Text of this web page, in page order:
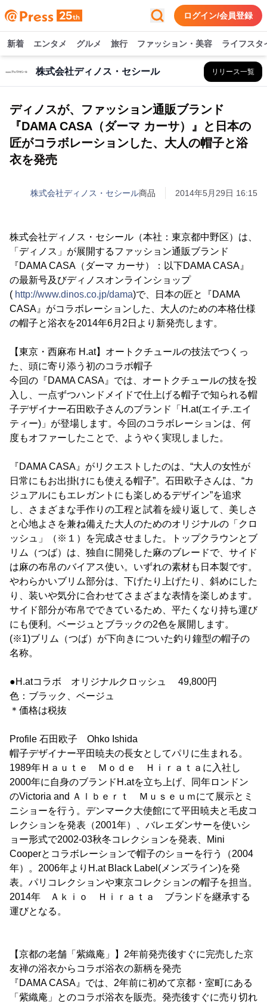
ログイン/会員登録
新着 エンタメ グルメ 旅行 ファッション・美容 ライフスタ
株式会社ディノス・セシール リリース一覧
ディノスが、ファッション通販ブランド
『DAMA CASA（ダーマ カーサ）』と日本の
匠がコラボレーションした、大人の帽子と浴
衣を発売
株式会社ディノス・セシール商品 2014年5月29日 16:15
株式会社ディノス・セシール（本社：東京都中野区）は、
「ディノス」が展開するファッション通販ブランド
『DAMA CASA（ダーマ カーサ）：以下DAMA CASA』
の最新号及びディノスオンラインショップ
( http://www.dinos.co.jp/dama)で、日本の匠と『DAMA
CASA』がコラボレーションした、大人のための本格仕様
の帽子と浴衣を2014年6月2日より新発売します。
【東京・西麻布 H.at】オートクチュールの技法でつくっ
た、頭に寄り添う初のコラボ帽子
今回の『DAMA CASA』では、オートクチュールの技を投
入し、一点ずつハンドメイドで仕上げる帽子で知られる帽
子デザイナー石田欧子さんのブランド「H.at(エイチ.エイ
ティー)」が登場します。今回のコラボレーションは、何
度もオファーしたことで、ようやく実現しました。
『DAMA CASA』がリクエストしたのは、“大人の女性が
日常にもお出掛けにも使える帽子”。石田欧子さんは、“カ
ジュアルにもエレガントにも楽しめるデザイン”を追求
し、さまざまな手作りの工程と試着を繰り返して、美しさ
と心地よさを兼ね備えた大人のためのオリジナルの「クロ
ッシュ」（※１）を完成させました。トップクラウンとブ
リム（つば）は、独自に開発した麻のブレードで、サイド
は麻の布帛のバイアス使い。いずれの素材も日本製です。
やわらかいブリム部分は、下げたり上げたり、斜めにした
り、装いや気分に合わせてさまざまな表情を楽しめます。
サイド部分が布帛でできているため、平たくなり持ち運び
にも便利。ベージュとブラックの2色を展開します。
(※1)ブリム（つば）が下向きについた釣り鐘型の帽子の
名称。
●H.atコラボ オリジナルクロッシュ 49,800円
色：ブラック、ベージュ
＊価格は税抜
Profile 石田欧子 Ohko Ishida
帽子デザイナー平田暁夫の長女としてパリに生まれる。
1989年Ｈａｕｔｅ Ｍｏｄｅ Ｈｉｒａｔａに入社し
2000年に自身のブランドH.atを立ち上げ、同年ロンドン
のVictoria and Ａｌｂｅｒｔ Ｍｕｓｅｕｍにて展示とミ
ニショーを行う。デンマーク大使館にて平田暁夫と毛皮コ
レクションを発表（2001年）、バレエダンサーを使いシ
ョー形式で2002-03秋冬コレクションを発表、Mini
Cooperとコラボレーションで帽子のショーを行う（2004
年）。2006年よりH.at Black Label(メンズライン)を発
表。パリコレクションや東京コレクションの帽子を担当。
2014年 Ａｋｉｏ Ｈｉｒａｔａ ブランドを継承する
運びとなる。
【京都の老舗「紫織庵」】2年前発売後すぐに完売した京
友禅の浴衣からコラボ浴衣の新柄を発売
『DAMA CASA』では、2年前に初めて京都・室町にある
「紫織庵」とのコラボ浴衣を販売。発売後すぐに売り切れ